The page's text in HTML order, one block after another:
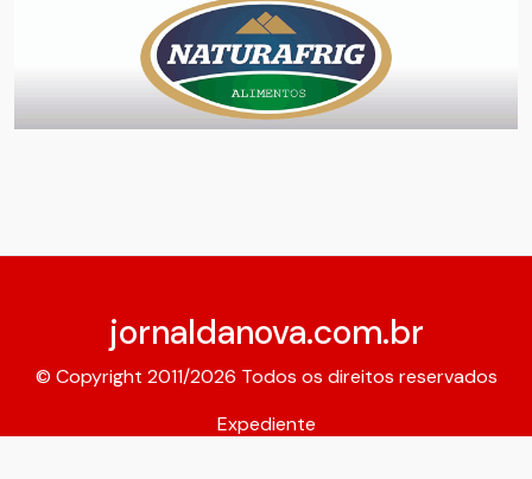
jornaldanova.com.br
© Copyright 2011/2026 Todos os direitos reservados
Expediente